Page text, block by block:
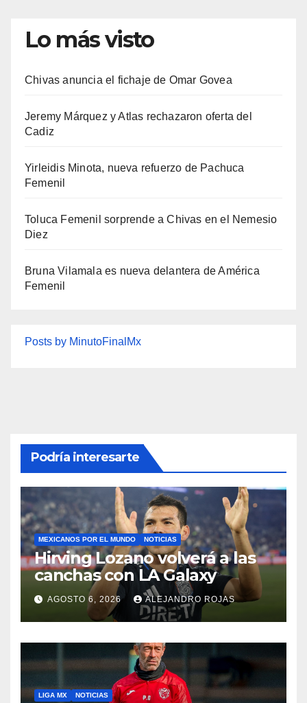
Lo más visto
Chivas anuncia el fichaje de Omar Govea
Jeremy Márquez y Atlas rechazaron oferta del
Cadiz
Yirleidis Minota, nueva refuerzo de Pachuca
Femenil
Toluca Femenil sorprende a Chivas en el Nemesio
Diez
Bruna Vilamala es nueva delantera de América
Femenil
Posts by MinutoFinalMx
Podría interesarte
MEXICANOS POR EL MUNDO NOTICIAS
Hirving Lozano volverá a las
canchas con LA Galaxy
AGOSTO 6, 2026 ALEJANDRO ROJAS
LIGA MX NOTICIAS